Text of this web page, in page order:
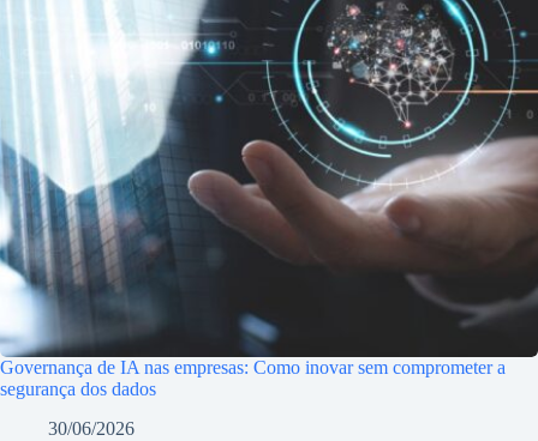
Governança de IA nas empresas: Como inovar sem comprometer a
segurança dos dados
30/06/2026